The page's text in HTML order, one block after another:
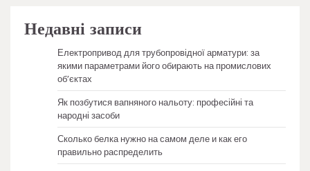
Недавні записи
Електропривод для трубопровідної арматури: за
якими параметрами його обирають на промислових
об’єктах
Як позбутися вапняного нальоту: професійні та
народні засоби
Сколько белка нужно на самом деле и как его
правильно распределить